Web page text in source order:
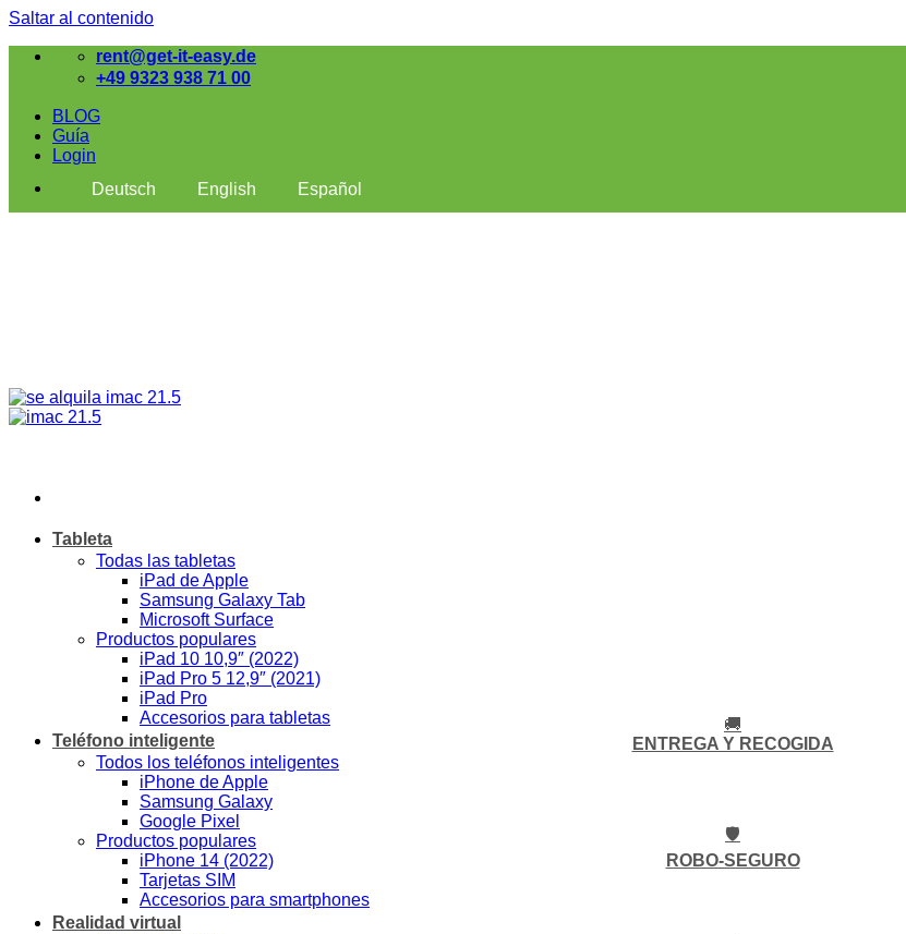
Saltar al contenido
rent@get-it-easy.de
+49 9323 938 71 00
BLOG
Guía
Login
Deutsch
English Español
Tableta
Todas las tabletas
iPad de Apple
Samsung Galaxy Tab
Microsoft Surface
Productos populares
iPad 10 10,9″ (2022)
iPad Pro 5 12,9″ (2021)
iPad Pro
Accesorios para tabletas
Teléfono inteligente
Todos los teléfonos inteligentes
iPhone de Apple
Samsung Galaxy
Google Pixel
Productos populares
iPhone 14 (2022)
Tarjetas SIM
Accesorios para smartphones
Realidad virtual
🚚
ENTREGA Y RECOGIDA
🛡️
ROBO-SEGURO